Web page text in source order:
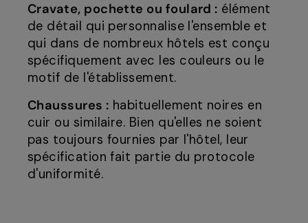
Cravate, pochette ou foulard : élément
de détail qui personnalise l'ensemble et
qui dans de nombreux hôtels est conçu
spécifiquement avec les couleurs ou le
motif de l'établissement.
Chaussures : habituellement noires en
cuir ou similaire. Bien qu'elles ne soient
pas toujours fournies par l'hôtel, leur
spécification fait partie du protocole
d'uniformité.